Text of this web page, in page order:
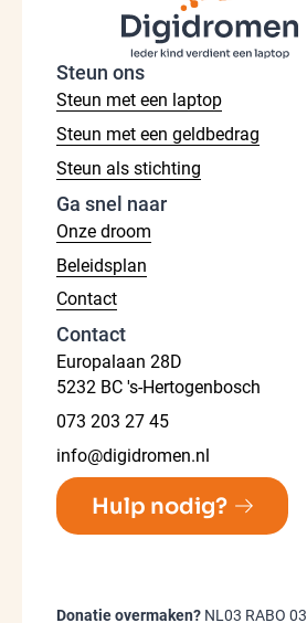
Steun ons
Steun met een laptop
Steun met een geldbedrag
Steun als stichting
Ga snel naar
Onze droom
Beleidsplan
Contact
Contact
Europalaan 28D
5232 BC 's-Hertogenbosch
073 203 27 45
info@digidromen.nl
Hulp nodig?
Donatie overmaken? NL03 RABO